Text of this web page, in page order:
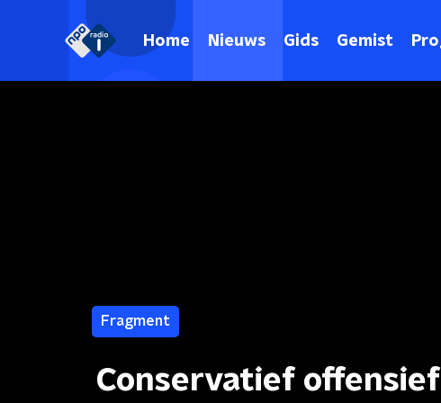
Home Nieuws Gids Gemist
Fragment
Conservatief